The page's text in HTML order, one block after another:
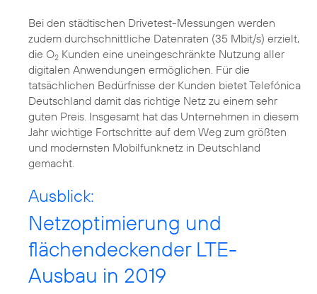
Bei den städtischen Drivetest-Messungen werden
zudem durchschnittliche Datenraten (35 Mbit/s) erzielt,
die O2 Kunden eine uneingeschränkte Nutzung aller
digitalen Anwendungen ermöglichen. Für die
tatsächlichen Bedürfnisse der Kunden bietet Telefónica
Deutschland damit das richtige Netz zu einem sehr
guten Preis. Insgesamt hat das Unternehmen in diesem
Jahr wichtige Fortschritte auf dem Weg zum größten
und modernsten Mobilfunknetz in Deutschland
gemacht.
Ausblick:
Netzoptimierung und
flächendeckender LTE-
Ausbau in 2019